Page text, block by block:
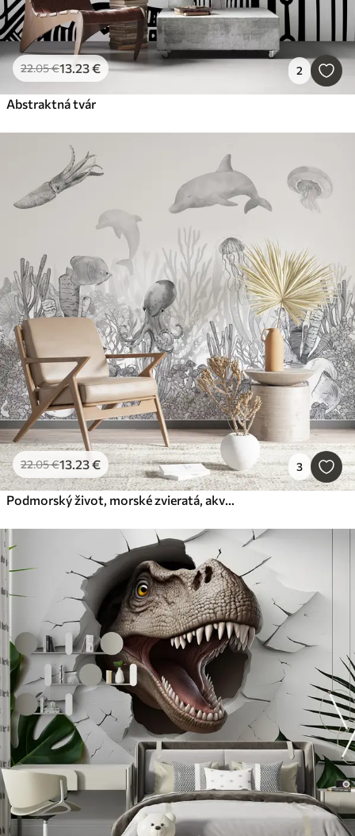
22.05€13.23€ 2
Abstraktná tvár
22.05€13.23€ 3
Podmorský život, morské zvieratá, akvarel sivá farba, koraly, delfín, chobotnica